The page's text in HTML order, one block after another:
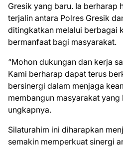
Gresik yang baru. Ia berharap
terjalin antara Polres Gresik
ditingkatkan melalui berbagai
bermanfaat bagi masyarakat.
“Mohon dukungan dan kerja
Kami berharap dapat terus
bersinergi dalam menjaga
membangun masyarakat yang
ungkapnya.
Silaturahim ini diharapkan
semakin memperkuat sinergi